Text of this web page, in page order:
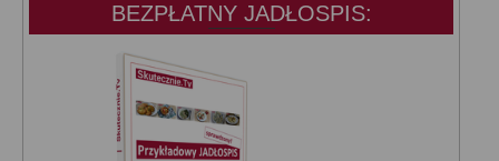
BEZPŁATNY JADŁOSPIS: